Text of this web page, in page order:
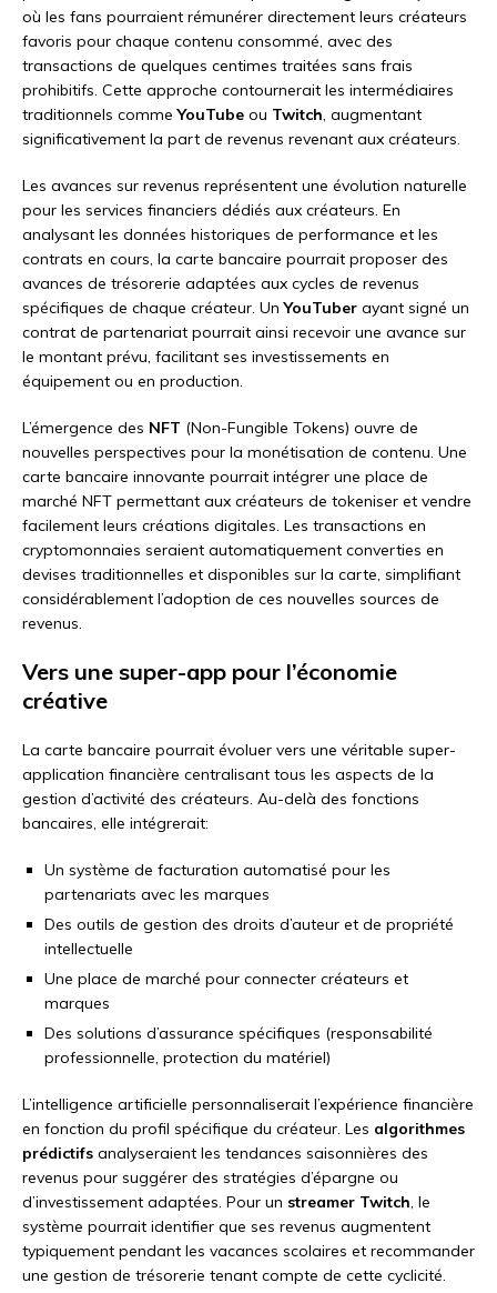
où les fans pourraient rémunérer directement leurs créateurs
favoris pour chaque contenu consommé, avec des
transactions de quelques centimes traitées sans frais
prohibitifs. Cette approche contournerait les intermédiaires
traditionnels commeYouTube ou Twitch, augmentant
significativement la part de revenus revenant aux créateurs.
Les avances sur revenus représentent une évolution naturelle
pour les services financiers dédiés aux créateurs. En
analysant les données historiques de performance et les
contrats en cours, la carte bancaire pourrait proposer des
avances de trésorerie adaptées aux cycles de revenus
spécifiques de chaque créateur. UnYouTuber ayant signé un
contrat de partenariat pourrait ainsi recevoir une avance sur
le montant prévu, facilitant ses investissements en
équipement ou en production.
L’émergence des NFT (Non-Fungible Tokens) ouvre de
nouvelles perspectives pour la monétisation de contenu. Une
carte bancaire innovante pourrait intégrer une place de
marché NFT permettant aux créateurs de tokeniser et vendre
facilement leurs créations digitales. Les transactions en
cryptomonnaies seraient automatiquement converties en
devises traditionnelles et disponibles sur la carte, simplifiant
considérablement l’adoption de ces nouvelles sources de
revenus.
Vers une super-app pour l’économie
créative
La carte bancaire pourrait évoluer vers une véritable super-
application financière centralisant tous les aspects de la
gestion d’activité des créateurs. Au-delà des fonctions
bancaires, elle intégrerait:
Un système de facturation automatisé pour les
partenariats avec les marques
Des outils de gestion des droits d’auteur et de propriété
intellectuelle
Une place de marché pour connecter créateurs et
marques
Des solutions d’assurance spécifiques (responsabilité
professionnelle, protection du matériel)
L’intelligence artificielle personnaliserait l’expérience financière
en fonction du profil spécifique du créateur. Les algorithmes
prédictifs analyseraient les tendances saisonnières des
revenus pour suggérer des stratégies d’épargne ou
d’investissement adaptées. Pour un streamer Twitch, le
système pourrait identifier que ses revenus augmentent
typiquement pendant les vacances scolaires et recommander
une gestion de trésorerie tenant compte de cette cyclicité.